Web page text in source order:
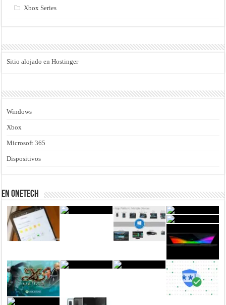
Xbox Series
Sitio alojado en Hostinger
Windows
Xbox
Microsoft 365
Dispositivos
En Onetech